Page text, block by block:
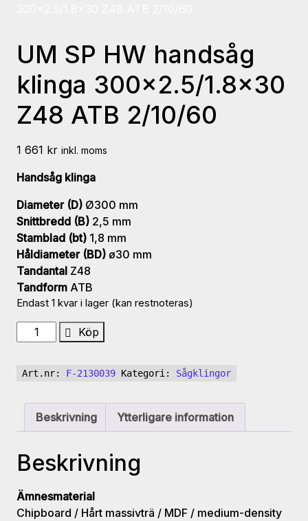
UM SP HW handsåg
klinga 300×2.5/1.8×30
Z48 ATB 2/10/60
1 661 kr inkl. moms
Handsåg klinga
Diameter (D) Ø300 mm
Snittbredd (B) 2,5 mm
Stamblad (bt) 1,8 mm
Håldiameter (BD) ø30 mm
Tandantal Z48
Tandform ATB
Endast 1 kvar i lager (kan restnoteras)
UM
SP
handsåg
300x2.5/1.8x30
Z48
2/10/60
Köp
Art.nr: F-2130039 Kategori: Sågklingor
Beskrivning Ytterligare information
Beskrivning
Ämnesmaterial
Chipboard / Hårt massivträ / MDF / medium-density